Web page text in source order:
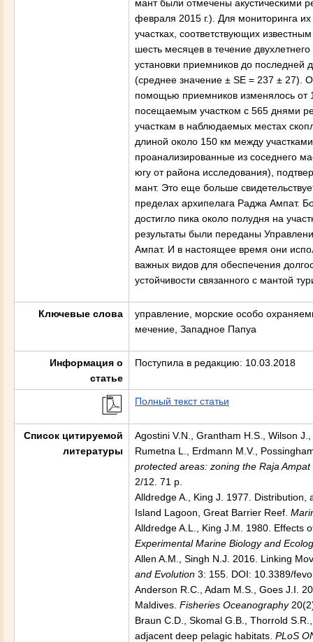
мант были отмечены акустическими
февраля 2015 г.). Для мониторинга
участках, соответствующих
шесть месяцев в течение
установки приемников до последней
(среднее значение ± SE = 237 ± 27).
помощью приемников изменялось
посещаемым участком с 565 днями
участкам в наблюдаемых местах
длиной около 150 км между
проанализированные из соседнего
югу от района исследования),
мант. Это еще больше
пределах архипелага Раджа Ампат.
достигло пика около полудня на
результаты были переданы
Ампат. И в настоящее время они
важных видов для обеспечения
устойчивости связанного с мантой
Ключевые слова
управление, морские особо
мечение, Западное Папуа
Информация о
статье
Поступила в редакцию: 10.03.2018
Полный текст статьи
Список цитируемой
литературы
Agostini V.N., Grantham H.S., Wilson
Rumetna L., Erdmann M.V.,
protected areas: zoning the Raja Ampat
2/12. 71 p.
Alldredge A., King J. 1977.
Island Lagoon, Great Barrier Reef.
Alldredge A.L., King J.M. 1980. Effects
Experimental Marine Biology and
Allen A.M., Singh N.J. 2016. Linking
and Evolution 3: 155. DOI: 10.3389/
Anderson R.C., Adam M.S., Goes J.I.
Maldives. Fisheries Oceanography
Braun C.D., Skomal G.B., Thorrold
adjacent deep pelagic habitats. PLoS